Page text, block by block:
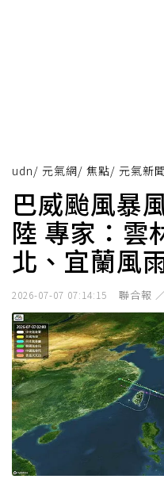
udn/ 元氣網/ 焦點/ 元氣新聞
巴威颱風暴
陸 專家：雲
北、宜蘭風
2026-07-07 07:14:15 聯合報